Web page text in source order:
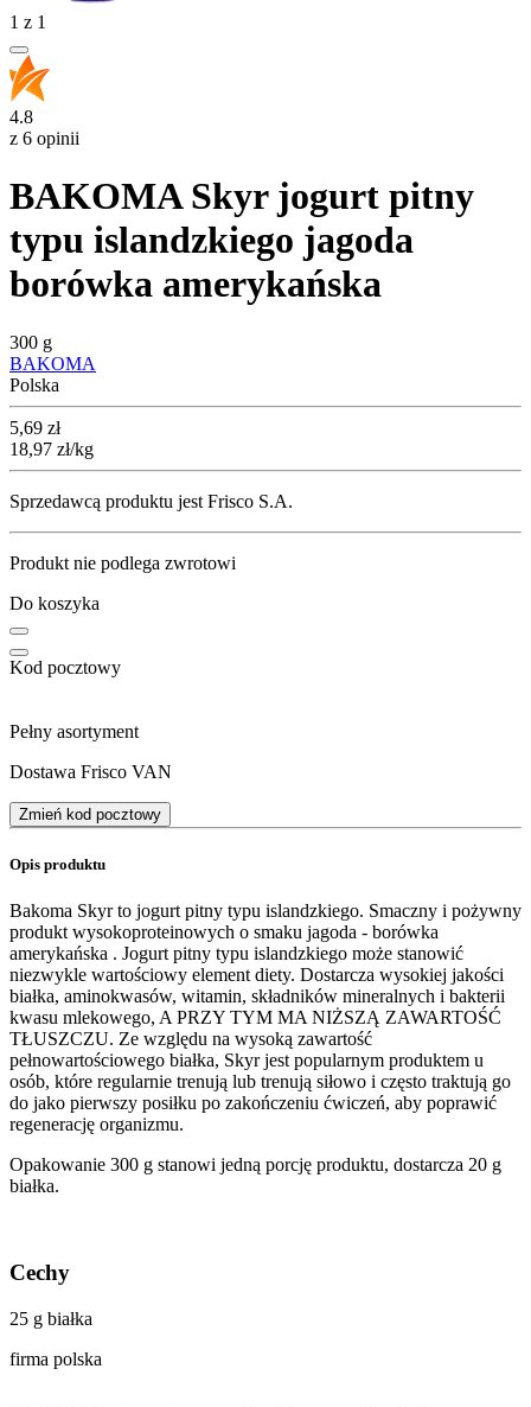
1 z 1
4.8
z 6 opinii
BAKOMA Skyr jogurt pitny
typu islandzkiego jagoda
borówka amerykańska
300 g
BAKOMA
Polska
Cena
5,69 zł
18,97 zł/kg
Sprzedawcą produktu jest Frisco S.A.
Produkt nie podlega zwrotowi
Do koszyka
Kod pocztowy
Pełny asortyment
Dostawa Frisco VAN
Zmień kod pocztowy
Opis produktu
Bakoma Skyr to jogurt pitny typu islandzkiego. Smaczny i pożywny
produkt wysokoproteinowych o smaku jagoda - borówka
amerykańska . Jogurt pitny typu islandzkiego może stanowić
niezwykle wartościowy element diety. Dostarcza wysokiej jakości
białka, aminokwasów, witamin, składników mineralnych i bakterii
kwasu mlekowego, A PRZY TYM MA NIŻSZĄ ZAWARTOŚĆ
TŁUSZCZU. Ze względu na wysoką zawartość
pełnowartościowego białka, Skyr jest popularnym produktem u
osób, które regularnie trenują lub trenują siłowo i często traktują go
do jako pierwszy posiłku po zakończeniu ćwiczeń, aby poprawić
regenerację organizmu.
Opakowanie 300 g stanowi jedną porcję produktu, dostarcza 20 g
białka.
Cechy
25 g białka
firma polska